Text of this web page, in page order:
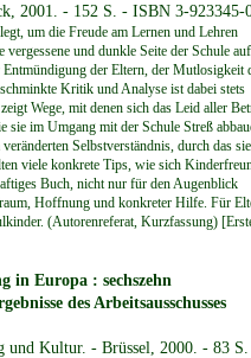
2001. - 152 S. - ISBN 3-923345-
um die Freude am Lernen und Lehren
und dunkle Seite der Schule
der Eltern, der Mutlosigkeit
Kritik und Analyse ist dabei stets
Wege, mit denen sich das Leid aller
im Umgang mit der Schule Streß
Selbstverständnis, durch das
viele konkrete Tips, wie sich
Buch, nicht nur für den Augenblick
Hoffnung und konkreter Hilfe. Für
(Autorenreferat, Kurzfassung)
in Europa : sechszehn
des Arbeitsausschusses
Kultur. - Brüssel, 2000. - 83 S.